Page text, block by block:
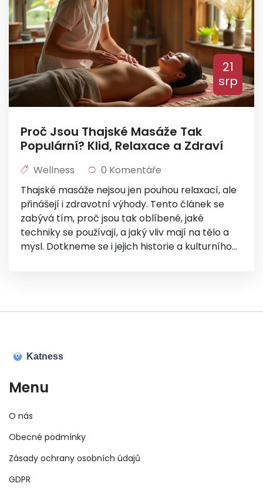
21
srp
Proč Jsou Thajské Masáže Tak
Populární? Klid, Relaxace a Zdraví
Wellness
0 Komentáře
Thajské masáže nejsou jen pouhou relaxací, ale
přinášejí i zdravotní výhody. Tento článek se
zabývá tím, proč jsou tak oblíbené, jaké
techniky se používají, a jaký vliv mají na tělo a
mysl. Dotkneme se i jejich historie a kulturního
Menu
O nás
Obecné podmínky
Zásady ochrany osobních údajů
GDPR